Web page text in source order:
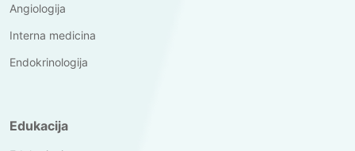
Angiologija
Interna medicina
Endokrinologija
Edukacija